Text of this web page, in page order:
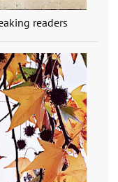
readers